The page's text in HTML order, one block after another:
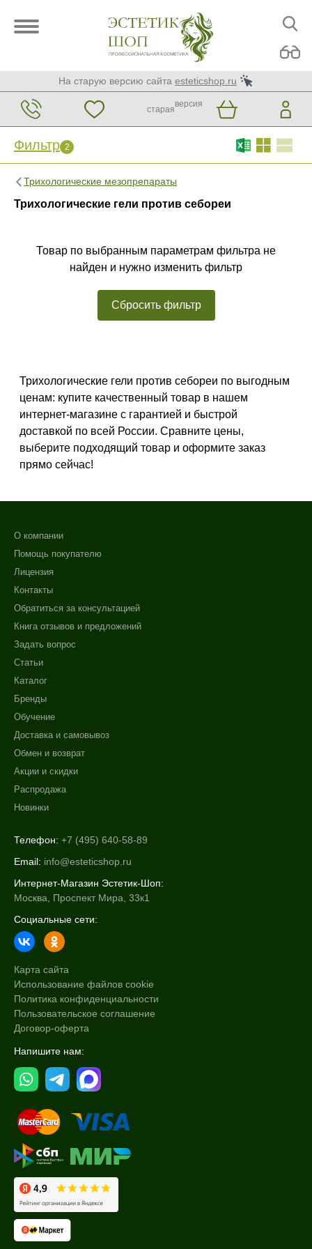
На старую версию сайта esteticshop.ru
старая
версия
Фильтр 2
Трихологические мезопрепараты
Трихологические гели против себореи
Фильтр 2 Сброс
Тип товара
Гель
Активатор
Биоревитализант
Показать еще
Поврежденная
Действие
Назначение против
Результат
Лифтинг
Область применения
Декольте
Показать еще
Объём
флакон
шприц
1,3 мл
Показать еще
Ингредиенты
PDRN
Биотин
Витамин C
Показать еще
Форма выпуска
Товар по выбранным параметрам фильтра не
найден и нужно изменить фильтр
Сбросить фильтр
Трихологические гели против себореи по выгодным
ценам: купите качественный товар в нашем
интернет-магазине с гарантией и быстрой
доставкой по всей России. Сравните цены,
выберите подходящий товар и оформите заказ
прямо сейчас!
О компании
Помощь покупателю
Лицензия
Контакты
Обратиться за консультацией
Книга отзывов и предложений
Задать вопрос
Статьи
Каталог
Бренды
Обучение
Доставка и самовывоз
Обмен и возврат
Акции и скидки
Распродажа
Новинки
Телефон: +7 (495) 640-58-89
Email: info@esteticshop.ru
Интернет-Магазин Эстетик-Шоп:
Москва, Проспект Мира, 33к1
Социальные сети:
Карта сайта
Использование файлов cookie
Политика конфиденциальности
Пользовательское соглашение
Договор-оферта
Напишите нам: